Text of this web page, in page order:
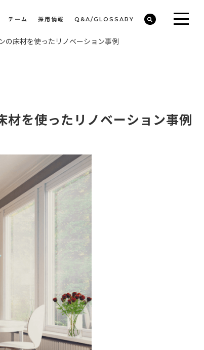
チーム 採用情報 Q&A/GLOSSARY
の床材を使ったリノベーション事例
材を使ったリノベーション事例